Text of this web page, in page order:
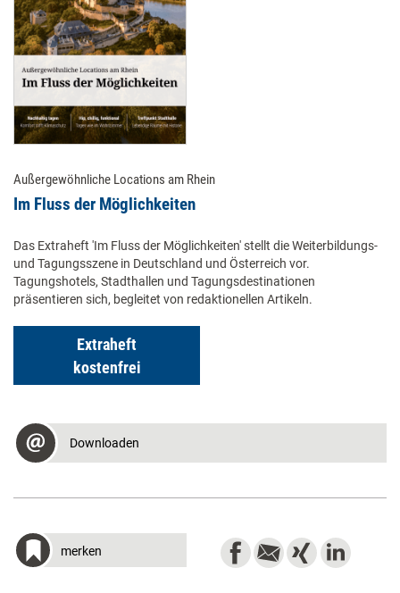
Außergewöhnliche Locations am Rhein
Im Fluss der Möglichkeiten
Das Extraheft 'Im Fluss der Möglichkeiten' stellt die Weiterbildungs-
und Tagungsszene in Deutschland und Österreich vor.
Tagungshotels, Stadthallen und Tagungsdestinationen
präsentieren sich, begleitet von redaktionellen Artikeln.
Extraheft
kostenfrei
Downloaden
merken